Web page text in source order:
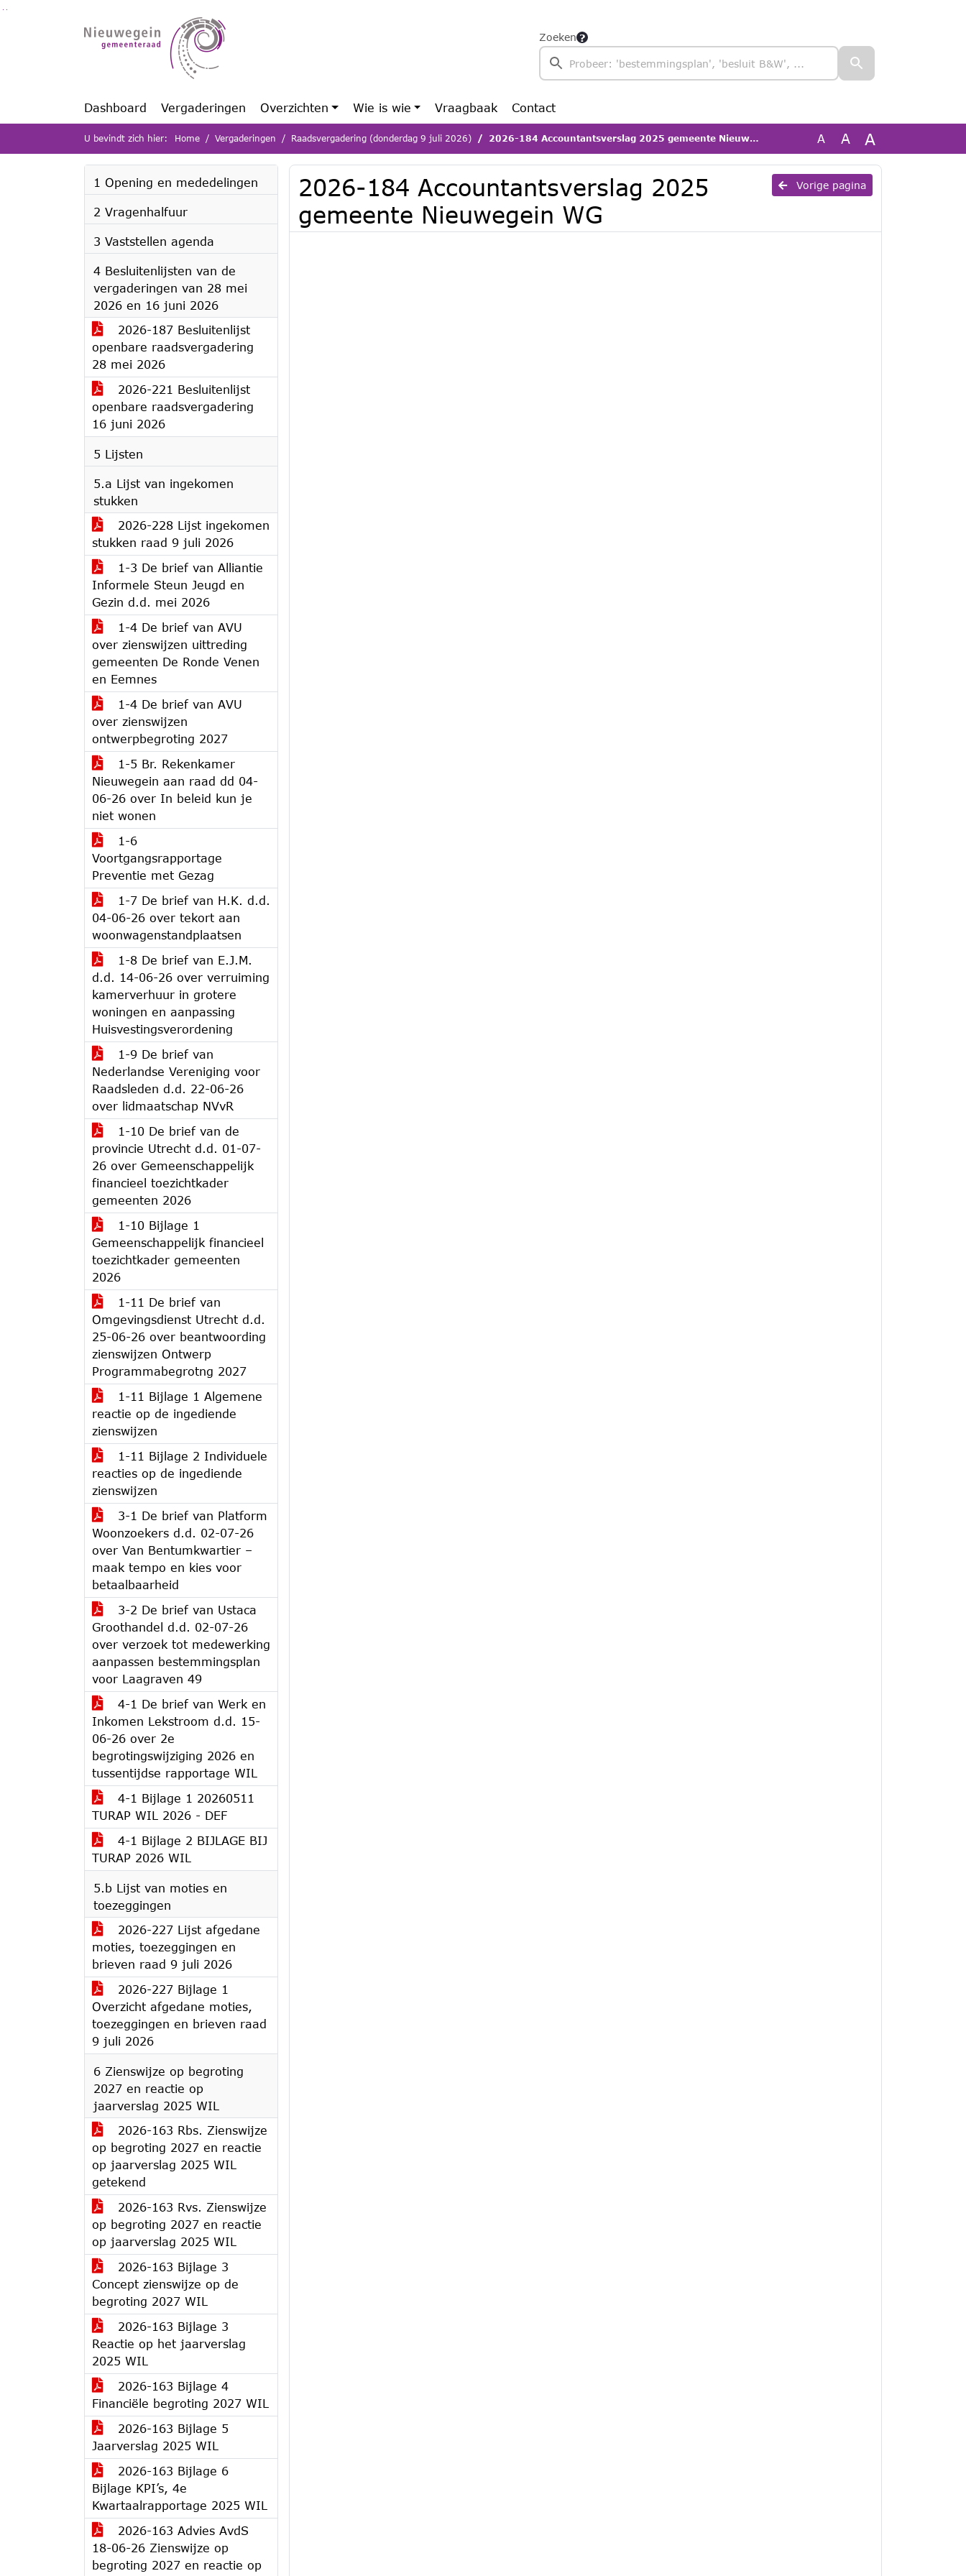
Ga naar de inhoud van deze pagina
Zoeken
Dashboard Vergaderingen Overzichten Wie is wie Vraagbaak Contact
U bevindt zich hier: Home Vergaderingen Raadsvergadering (donderdag 9 juli 2026) 2026-184 Accountantsverslag 2025 gemeente Nieuwegein WG A A A
1 Opening en mededelingen
2 Vragenhalfuur
3 Vaststellen agenda
4 Besluitenlijsten van de
vergaderingen van 28 mei
2026 en 16 juni 2026
2026-187 Besluitenlijst
openbare raadsvergadering
28 mei 2026
2026-221 Besluitenlijst
openbare raadsvergadering
16 juni 2026
5 Lijsten
5.a Lijst van ingekomen
stukken
2026-228 Lijst ingekomen
stukken raad 9 juli 2026
1-3 De brief van Alliantie
Informele Steun Jeugd en
Gezin d.d. mei 2026
1-4 De brief van AVU
over zienswijzen uittreding
gemeenten De Ronde Venen
en Eemnes
1-4 De brief van AVU
over zienswijzen
ontwerpbegroting 2027
1-5 Br. Rekenkamer
Nieuwegein aan raad dd 04-
06-26 over In beleid kun je
niet wonen
1-6
Voortgangsrapportage
Preventie met Gezag
1-7 De brief van H.K. d.d.
04-06-26 over tekort aan
woonwagenstandplaatsen
1-8 De brief van E.J.M.
d.d. 14-06-26 over verruiming
kamerverhuur in grotere
woningen en aanpassing
Huisvestingsverordening
1-9 De brief van
Nederlandse Vereniging voor
Raadsleden d.d. 22-06-26
over lidmaatschap NVvR
1-10 De brief van de
provincie Utrecht d.d. 01-07-
26 over Gemeenschappelijk
financieel toezichtkader
gemeenten 2026
1-10 Bijlage 1
Gemeenschappelijk financieel
toezichtkader gemeenten
2026
1-11 De brief van
Omgevingsdienst Utrecht d.d.
25-06-26 over beantwoording
zienswijzen Ontwerp
Programmabegrotng 2027
1-11 Bijlage 1 Algemene
reactie op de ingediende
zienswijzen
1-11 Bijlage 2 Individuele
reacties op de ingediende
zienswijzen
3-1 De brief van Platform
Woonzoekers d.d. 02-07-26
over Van Bentumkwartier –
maak tempo en kies voor
betaalbaarheid
3-2 De brief van Ustaca
Groothandel d.d. 02-07-26
over verzoek tot medewerking
aanpassen bestemmingsplan
voor Laagraven 49
4-1 De brief van Werk en
Inkomen Lekstroom d.d. 15-
06-26 over 2e
begrotingswijziging 2026 en
tussentijdse rapportage WIL
4-1 Bijlage 1 20260511
TURAP WIL 2026 - DEF
4-1 Bijlage 2 BIJLAGE BIJ
TURAP 2026 WIL
5.b Lijst van moties en
toezeggingen
2026-227 Lijst afgedane
moties, toezeggingen en
brieven raad 9 juli 2026
2026-227 Bijlage 1
Overzicht afgedane moties,
toezeggingen en brieven raad
9 juli 2026
6 Zienswijze op begroting
2027 en reactie op
jaarverslag 2025 WIL
2026-163 Rbs. Zienswijze
op begroting 2027 en reactie
op jaarverslag 2025 WIL
getekend
2026-163 Rvs. Zienswijze
op begroting 2027 en reactie
op jaarverslag 2025 WIL
2026-163 Bijlage 3
Concept zienswijze op de
begroting 2027 WIL
2026-163 Bijlage 3
Reactie op het jaarverslag
2025 WIL
2026-163 Bijlage 4
Financiële begroting 2027 WIL
2026-163 Bijlage 5
Jaarverslag 2025 WIL
2026-163 Bijlage 6
Bijlage KPI’s, 4e
Kwartaalrapportage 2025 WIL
2026-163 Advies AvdS
18-06-26 Zienswijze op
begroting 2027 en reactie op
Vorige pagina
2026-184 Accountantsverslag 2025
gemeente Nieuwegein WG